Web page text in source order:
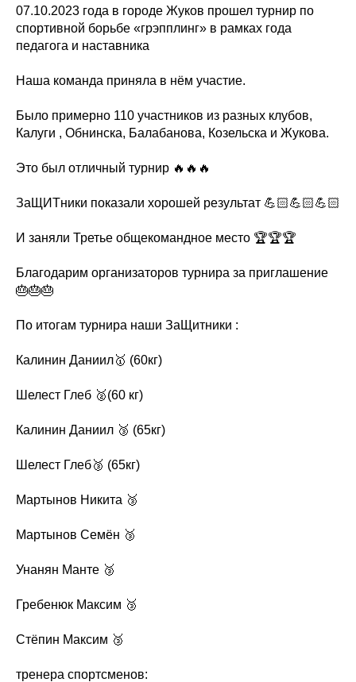
07.10.2023 года в городе Жуков прошел турнир по
спортивной борьбе «грэпплинг» в рамках года
педагога и наставника
Наша команда приняла в нём участие.
Было примерно 110 участников из разных клубов,
Калуги , Обнинска, Балабанова, Козельска и Жукова.
Это был отличный турнир 🔥🔥🔥
ЗаЩИТники показали хорошей результат 💪🏻💪🏻💪🏻
И заняли Третье общекомандное место 🏆🏆🏆
Благодарим организаторов турнира за приглашение
🎂🎂🎂
По итогам турнира наши ЗаЩитники :
Калинин Даниил🥇 (60кг)
Шелест Глеб 🥈(60 кг)
Калинин Даниил 🥉 (65кг)
Шелест Глеб🥉 (65кг)
Мартынов Никита 🥉
Мартынов Семён 🥉
Унанян Манте 🥉
Гребенюк Максим 🥉
Стёпин Максим 🥉
тренера спортсменов: